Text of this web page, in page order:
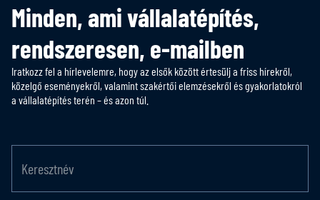
Minden, ami vállalatépítés,
rendszeresen, e-mailben
Iratkozz fel a hírlevelemre, hogy az elsők között értesülj a friss hírekről,
közelgő eseményekről, valamint szakértői elemzésekről és gyakorlatokról
a vállalatépítés terén – és azon túl.